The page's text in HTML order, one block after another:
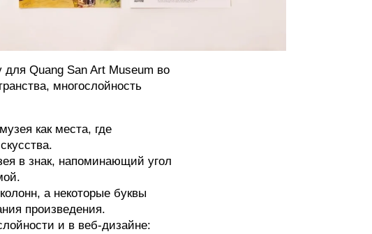
Quang San Art Museum во
многослойность
как места, где
в знак, напоминающий угол
а некоторые буквы
произведения.
и в веб-дизайне: